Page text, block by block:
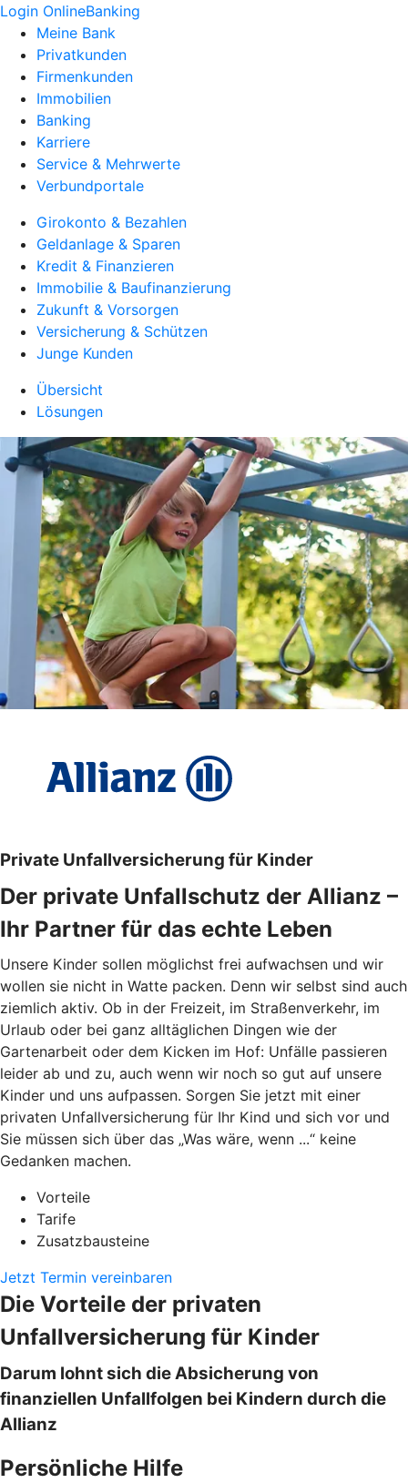
Login OnlineBanking
Meine Bank
Privatkunden
Firmenkunden
Immobilien
Banking
Karriere
Service & Mehrwerte
Verbundportale
Girokonto & Bezahlen
Geldanlage & Sparen
Kredit & Finanzieren
Immobilie & Baufinanzierung
Zukunft & Vorsorgen
Versicherung & Schützen
Junge Kunden
Übersicht
Lösungen
Private Unfallversicherung für Kinder
Der private Unfallschutz der Allianz –
Ihr Partner für das echte Leben
Unsere Kinder sollen möglichst frei aufwachsen und wir
wollen sie nicht in Watte packen. Denn wir selbst sind auch
ziemlich aktiv. Ob in der Freizeit, im Straßenverkehr, im
Urlaub oder bei ganz alltäglichen Dingen wie der
Gartenarbeit oder dem Kicken im Hof: Unfälle passieren
leider ab und zu, auch wenn wir noch so gut auf unsere
Kinder und uns aufpassen. Sorgen Sie jetzt mit einer
privaten Unfallversicherung für Ihr Kind und sich vor und
Sie müssen sich über das „Was wäre, wenn ...“ keine
Gedanken machen.
Vorteile
Tarife
Zusatzbausteine
Jetzt Termin vereinbaren
Die Vorteile der privaten
Unfallversicherung für Kinder
Darum lohnt sich die Absicherung von
finanziellen Unfallfolgen bei Kindern durch die
Allianz
Persönliche Hilfe